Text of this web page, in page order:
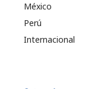
México
Perú
Internacional